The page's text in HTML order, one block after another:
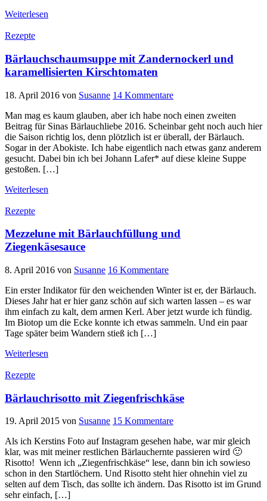
Weiterlesen
Rezepte
Bärlauchschaumsuppe mit Zandernockerl und
karamellisierten Kirschtomaten
18. April 2016 von Susanne 14 Kommentare
Man mag es kaum glauben, aber ich habe noch einen zweiten
Beitrag für Sinas Bärlauchliebe 2016. Scheinbar geht noch auch hier
die Saison richtig los, denn plötzlich ist er überall, der Bärlauch.
Sogar in der Abokiste. Ich habe eigentlich nach etwas ganz anderem
gesucht. Dabei bin ich bei Johann Lafer* auf diese kleine Suppe
gestoßen. […]
Weiterlesen
Rezepte
Mezzelune mit Bärlauchfüllung und
Ziegenkäsesauce
8. April 2016 von Susanne 16 Kommentare
Ein erster Indikator für den weichenden Winter ist er, der Bärlauch.
Dieses Jahr hat er hier ganz schön auf sich warten lassen – es war
ihm einfach zu kalt, dem armen Kerl. Aber jetzt wurde ich fündig.
Im Biotop um die Ecke konnte ich etwas sammeln. Und ein paar
Tage später beim Wandern stieß ich […]
Weiterlesen
Rezepte
Bärlauchrisotto mit Ziegenfrischkäse
19. April 2015 von Susanne 15 Kommentare
Als ich Kerstins Foto auf Instagram gesehen habe, war mir gleich
klar, was mit meiner restlichen Bärlauchernte passieren wird 🙂
Risotto! Wenn ich „Ziegenfrischkäse“ lese, dann bin ich sowieso
schon in den Startlöchern. Und Risotto steht hier ohnehin viel zu
selten auf dem Tisch, das sollte ich ändern. Das Risotto ist im Grund
sehr einfach, […]